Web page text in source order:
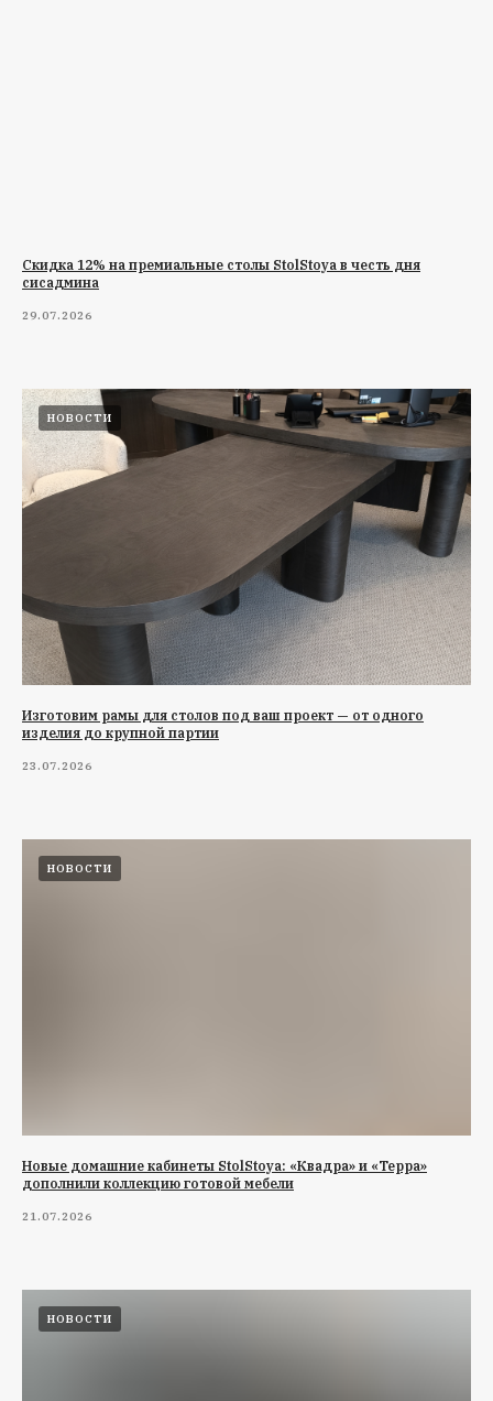
Cкидка 12% на премиальные столы StolStoya в честь дня
сисадмина
29.07.2026
НОВОСТИ
Изготовим рамы для столов под ваш проект — от одного
изделия до крупной партии
23.07.2026
НОВОСТИ
Новые домашние кабинеты StolStoya: «Квадра» и «Терра»
дополнили коллекцию готовой мебели
21.07.2026
НОВОСТИ